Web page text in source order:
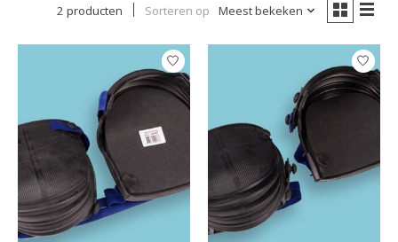
2 producten Sorteren op Meest bekeken